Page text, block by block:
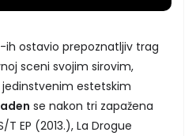
ih ostavio prepoznatljiv trag
sceni svojim sirovim,
estetskim
se nakon tri zapažena
EP (2013.), La Drogue